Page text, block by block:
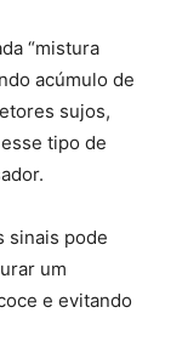
“mistura
acúmulo de
sujos,
tipo de
sinais pode
um
e evitando